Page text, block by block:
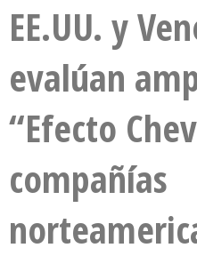
EE.UU. y
evalúan
“Efecto
compañías